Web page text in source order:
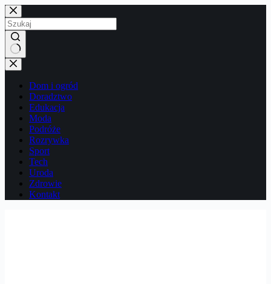
Przejdź
do
treści
Brak
wyników
Dom i ogród
Doradztwo
Edukacja
Moda
Podróże
Rozrywka
Sport
Tech
Uroda
Zdrowie
Kontakt